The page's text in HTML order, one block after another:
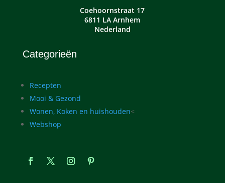
Coehoornstraat 17
6811 LA Arnhem
Nederland
Categorieën
Recepten
Mooi & Gezond
Wonen, Koken en huishouden<
Webshop